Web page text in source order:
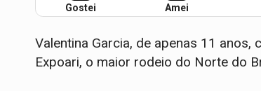
Gostei Amei
Valentina Garcia, de apenas 11
Expoari, o maior rodeio do Norte do